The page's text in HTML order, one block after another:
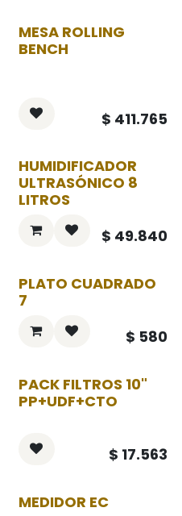
MESA ROLLING
BENCH
$ 411.765
HUMIDIFICADOR
ULTRASÓNICO 8
LITROS
$ 49.840
PLATO CUADRADO
7
$ 580
PACK FILTROS 10"
PP+UDF+CTO
$ 17.563
MEDIDOR EC